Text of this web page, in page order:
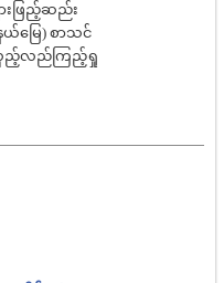
းဖြည့်ဆည်း
ယ်မြေ) စာသင်
လှည့်လည်ကြည့်ရှု